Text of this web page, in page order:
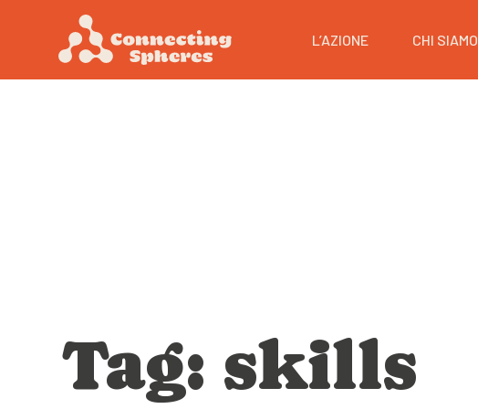
L’AZIONE CHI SIAMO
Tag: skills